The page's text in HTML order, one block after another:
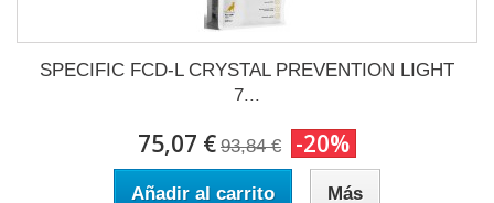
SPECIFIC FCD-L CRYSTAL PREVENTION LIGHT
7...
75,07 € 93,84 € -20%
Añadir al carrito Más